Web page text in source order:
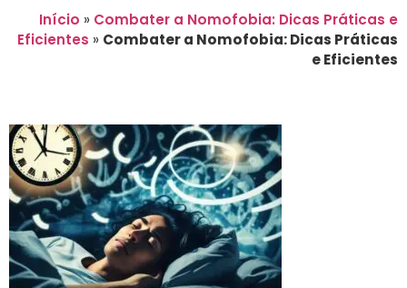
Início » Combater a Nomofobia: Dicas Práticas e
Eficientes » Combater a Nomofobia: Dicas Práticas
e Eficientes